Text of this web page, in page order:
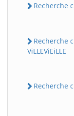
Recherche
Recherche
ViLLEViEiLLE
Recherche